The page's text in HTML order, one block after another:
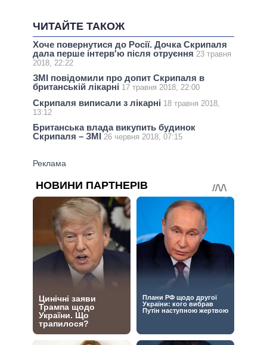
ЧИТАЙТЕ ТАКОЖ
Хоче повернутися до Росії. Дочка Скрипаля
дала перше інтерв'ю після отруєння 23 травня
2018, 22:22
ЗМІ повідомили про допит Скрипаля в
британській лікарні 17 травня 2018, 22:00
Скрипаля виписали з лікарні 18 травня 2018,
13:12
Британська влада викупить будинок
Скрипаля – ЗМІ 26 червня 2018, 07:15